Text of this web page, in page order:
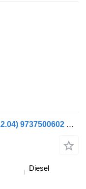
Mercedes-Benz atego 815 (01.98-12.04) 9737500602 Abdeckung für Mercedes-Benz Atego, Atego 2, Atego 3 (1996-) Sattelzugmaschine
Diesel